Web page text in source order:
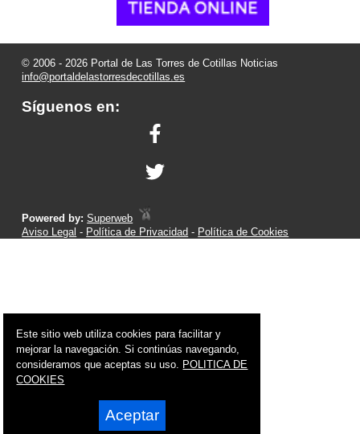
© 2006 - 2026 Portal de Las Torres de Cotillas Noticias
info@portaldelastorresdecotillas.es
Síguenos en:
Powered by:Superweb
Aviso Legal - Política de Privacidad - Política de Cookies
Este sitio web utiliza cookies para facilitar y
mejorar la navegación. Si continúas navegando,
consideramos que aceptas su uso. POLITICA DE
COOKIES
Aceptar